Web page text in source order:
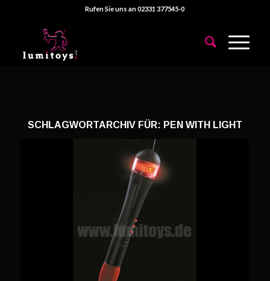
Rufen Sie uns an 02331 377545-0
SCHLAGWORTARCHIV FÜR: PEN WITH LIGHT